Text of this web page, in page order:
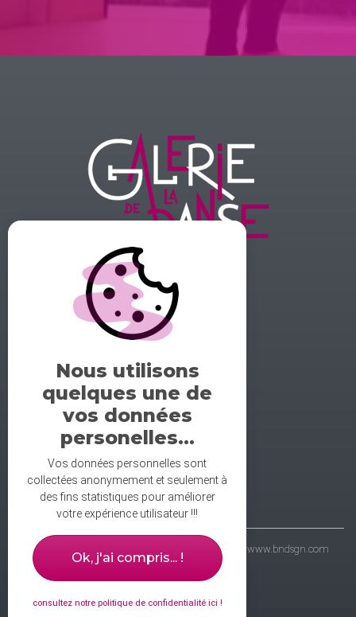
GALERIE DE LA DANSE
1 rue midol 25000 Besançon
tel: 06.71.93.54.75
contact@galeriedeladanse.fr
facebook/galeriedeladanse
instagram/lagaleriedeladanse
- galerie de la danse © 2021 - wbdsgn & wbdvp : www.bndsgn.com
Nous utilisons
quelques une de
vos données
personelles...
Vos données personnelles sont
collectées anonymement et seulement à
des fins statistiques pour améliorer
votre expérience utilisateur !!!
Ok, j'ai compris... !
consultez notre politique de confidentialité ici !